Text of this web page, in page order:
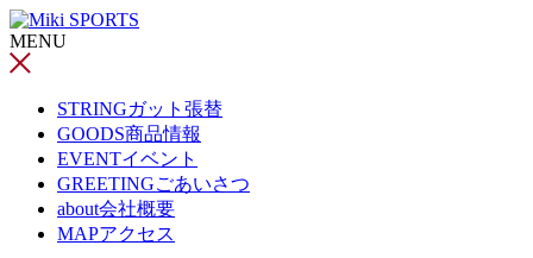
コ
ン
テ
MENU
STRINGガット張替
GOODS商品情報
EVENTイベント
GREETINGごあいさつ
about会社概要
MAPアクセス